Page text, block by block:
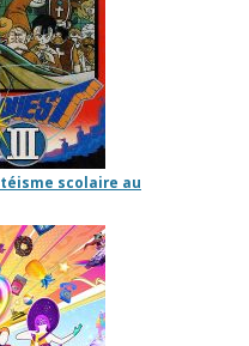
scolaire au